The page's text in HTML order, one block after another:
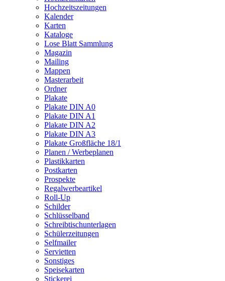
Hochzeitszeitungen
Kalender
Karten
Kataloge
Lose Blatt Sammlung
Magazin
Mailing
Mappen
Masterarbeit
Ordner
Plakate
Plakate DIN A0
Plakate DIN A1
Plakate DIN A2
Plakate DIN A3
Plakate Großfläche 18/1
Planen / Werbeplanen
Plastikkarten
Postkarten
Prospekte
Regalwerbeartikel
Roll-Up
Schilder
Schlüsselband
Schreibtischunterlagen
Schülerzeitungen
Selfmailer
Servietten
Sonstiges
Speisekarten
Stickerei